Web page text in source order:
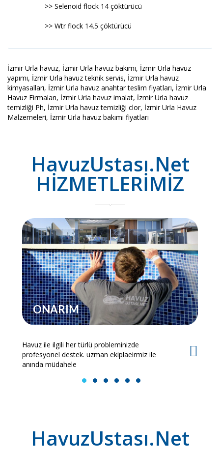
>> Selenoid flock 14 çöktürücü
>> Wtr flock 14.5 çöktürücü
İzmir Urla havuz, İzmir Urla havuz bakımı, İzmir Urla havuz
yapımı, İzmir Urla havuz teknik servis, İzmir Urla havuz
kimyasalları, İzmir Urla havuz anahtar teslim fiyatları, İzmir Urla
Havuz Firmaları, İzmir Urla havuz imalat, İzmir Urla havuz
temizliği Ph, İzmir Urla havuz temizliği clor, İzmir Urla Havuz
Malzemeleri, İzmir Urla havuz bakımı fiyatları
HavuzUstası.Net
HİZMETLERİMİZ
ONARIM
Havuz ile ilgili her türlü probleminizde
profesyonel destek. uzman ekiplaeirmiz ile
anında müdahele
1 2 3 4 5 6
HavuzUstası.Net